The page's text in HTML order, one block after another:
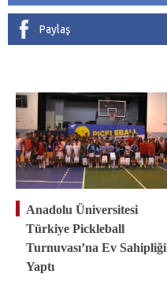
Paylaş
Anadolu Üniversitesi
Türkiye Pickleball
Turnuvası’na Ev Sahipliği
Yaptı